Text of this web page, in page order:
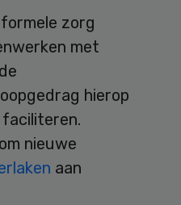
zorg
met
hierop
nieuwe
aan